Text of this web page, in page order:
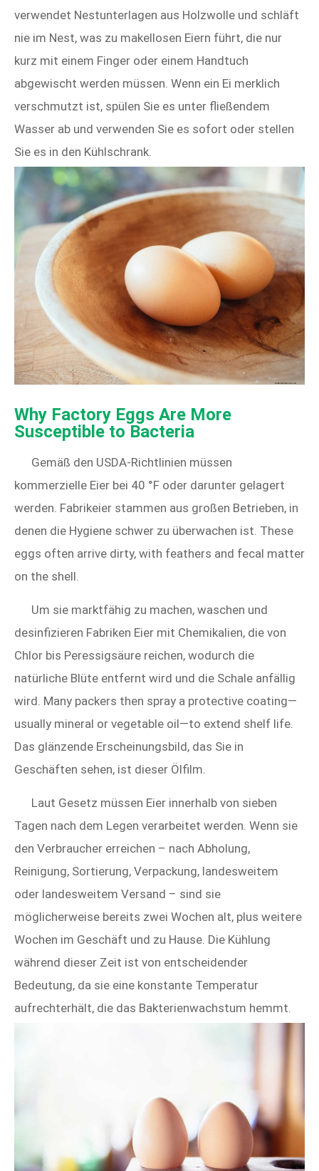
verwendet Nestunterlagen aus Holzwolle und schläft
nie im Nest, was zu makellosen Eiern führt, die nur
kurz mit einem Finger oder einem Handtuch
abgewischt werden müssen. Wenn ein Ei merklich
verschmutzt ist, spülen Sie es unter fließendem
Wasser ab und verwenden Sie es sofort oder stellen
Sie es in den Kühlschrank.
Why Factory Eggs Are More
Susceptible to Bacteria
Gemäß den USDA-Richtlinien müssen
kommerzielle Eier bei 40 °F oder darunter gelagert
werden. Fabrikeier stammen aus großen Betrieben, in
denen die Hygiene schwer zu überwachen ist. These
eggs often arrive dirty, with feathers and fecal matter
on the shell.
Um sie marktfähig zu machen, waschen und
desinfizieren Fabriken Eier mit Chemikalien, die von
Chlor bis Peressigsäure reichen, wodurch die
natürliche Blüte entfernt wird und die Schale anfällig
wird. Many packers then spray a protective coating—
usually mineral or vegetable oil—to extend shelf life.
Das glänzende Erscheinungsbild, das Sie in
Geschäften sehen, ist dieser Ölfilm.
Laut Gesetz müssen Eier innerhalb von sieben
Tagen nach dem Legen verarbeitet werden. Wenn sie
den Verbraucher erreichen – nach Abholung,
Reinigung, Sortierung, Verpackung, landesweitem
oder landesweitem Versand – sind sie
möglicherweise bereits zwei Wochen alt, plus weitere
Wochen im Geschäft und zu Hause. Die Kühlung
während dieser Zeit ist von entscheidender
Bedeutung, da sie eine konstante Temperatur
aufrechterhält, die das Bakterienwachstum hemmt.